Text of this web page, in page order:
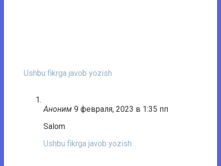
Ushbu fikrga javob yozish
Аноним 9 февраля, 2023 в 1:35 пп
Salom
Ushbu fikrga javob yozish